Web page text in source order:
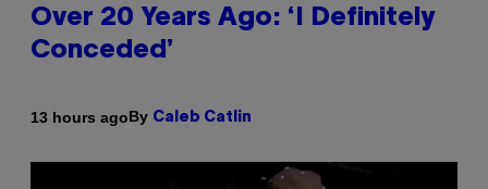
Over 20 Years Ago: ‘I Definitely
Conceded’
13 hours agoBy Caleb Catlin